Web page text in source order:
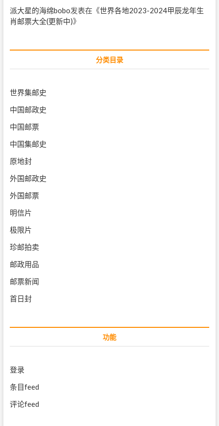
派大星的海绵bobo发表在《世界各地2023-2024甲辰龙年生
肖邮票大全(更新中)》
分类目录
世界集邮史
中国邮政史
中国邮票
中国集邮史
原地封
外国邮政史
外国邮票
明信片
极限片
珍邮拍卖
邮政用品
邮票新闻
首日封
功能
登录
条目feed
评论feed